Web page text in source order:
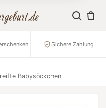
Sichere Zahlung
Babysöckchen